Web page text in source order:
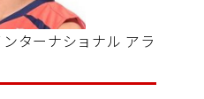
ターナショナル アラ